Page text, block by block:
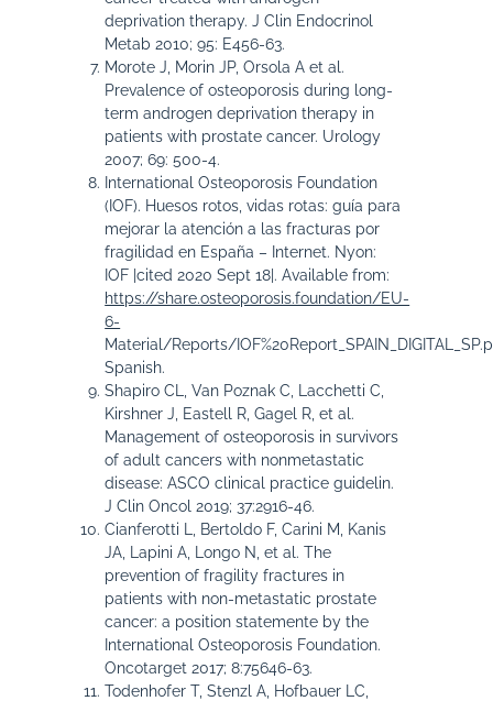
deprivation therapy. J Clin Endocrinol
Metab 2010; 95: E456-63.
Morote J, Morin JP, Orsola A et al.
Prevalence of osteoporosis during long-
term androgen deprivation therapy in
patients with prostate cancer. Urology
2007; 69: 500-4.
International Osteoporosis Foundation
(IOF). Huesos rotos, vidas rotas: guía para
mejorar la atención a las fracturas por
fragilidad en España – Internet. Nyon:
IOF |cited 2020 Sept 18|. Available from:
https://share.osteoporosis.foundation/EU-
6-
Material/Reports/
Spanish.
Shapiro CL, Van Poznak C, Lacchetti C,
Kirshner J, Eastell R, Gagel R, et al.
Management of osteoporosis in survivors
of adult cancers with nonmetastatic
disease: ASCO clinical practice guidelin.
J Clin Oncol 2019; 37:2916-46.
Cianferotti L, Bertoldo F, Carini M, Kanis
JA, Lapini A, Longo N, et al. The
prevention of fragility fractures in
patients with non-metastatic prostate
cancer: a position statemente by the
International Osteoporosis Foundation.
Oncotarget 2017; 8:75646-63.
Todenhofer T, Stenzl A, Hofbauer LC,